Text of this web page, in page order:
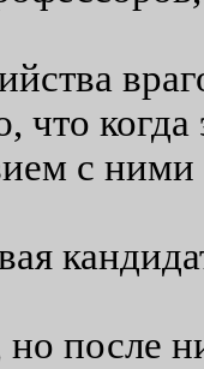
когда
с
после